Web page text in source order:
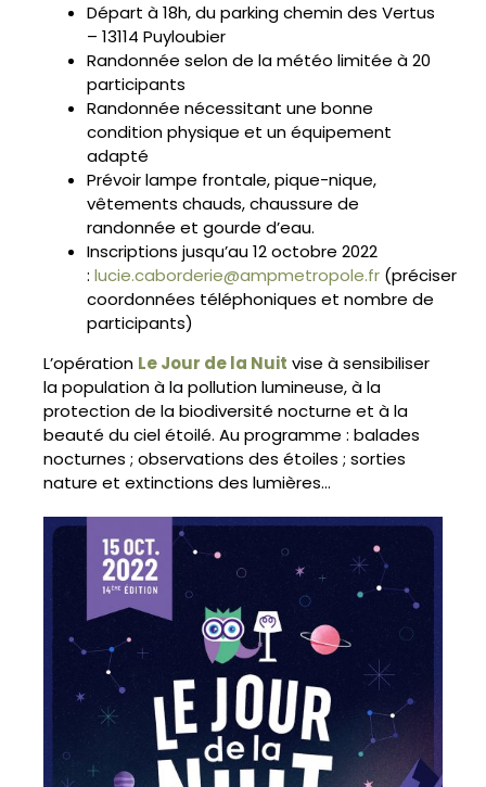
Départ à 18h, du parking chemin des Vertus
– 13114 Puyloubier
Randonnée selon de la météo limitée à 20
participants
Randonnée nécessitant une bonne
condition physique et un équipement
adapté
Prévoir lampe frontale, pique-nique,
vêtements chauds, chaussure de
randonnée et gourde d’eau.
Inscriptions jusqu’au 12 octobre 2022
: lucie.caborderie@ampmetropole.fr (préciser
coordonnées téléphoniques et nombre de
participants)
L’opération Le Jour de la Nuit vise à sensibiliser
la population à la pollution lumineuse, à la
protection de la biodiversité nocturne et à la
beauté du ciel étoilé. Au programme : balades
nocturnes ; observations des étoiles ; sorties
nature et extinctions des lumières…